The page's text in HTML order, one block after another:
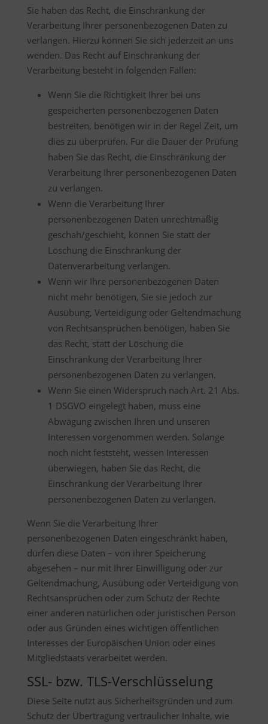
Sie haben das Recht, die Einschränkung der
Verarbeitung Ihrer personenbezogenen Daten zu
verlangen. Hierzu können Sie sich jederzeit an uns
wenden. Das Recht auf Einschränkung der
Verarbeitung besteht in folgenden Fällen:
Wenn Sie die Richtigkeit Ihrer bei uns
gespeicherten personenbezogenen Daten
bestreiten, benötigen wir in der Regel Zeit, um
dies zu überprüfen. Für die Dauer der Prüfung
haben Sie das Recht, die Einschränkung der
Verarbeitung Ihrer personenbezogenen Daten
zu verlangen.
Wenn die Verarbeitung Ihrer
personenbezogenen Daten unrechtmäßig
geschah/geschieht, können Sie statt der
Löschung die Einschränkung der
Datenverarbeitung verlangen.
Wenn wir Ihre personenbezogenen Daten
nicht mehr benötigen, Sie sie jedoch zur
Ausübung, Verteidigung oder Geltendmachung
von Rechtsansprüchen benötigen, haben Sie
das Recht, statt der Löschung die
Einschränkung der Verarbeitung Ihrer
personenbezogenen Daten zu verlangen.
Wenn Sie einen Widerspruch nach Art. 21 Abs.
1 DSGVO eingelegt haben, muss eine
Abwägung zwischen Ihren und unseren
Interessen vorgenommen werden. Solange
noch nicht feststeht, wessen Interessen
überwiegen, haben Sie das Recht, die
Einschränkung der Verarbeitung Ihrer
personenbezogenen Daten zu verlangen.
Wenn Sie die Verarbeitung Ihrer
personenbezogenen Daten eingeschränkt haben,
dürfen diese Daten – von ihrer Speicherung
abgesehen – nur mit Ihrer Einwilligung oder zur
Geltendmachung, Ausübung oder Verteidigung von
Rechtsansprüchen oder zum Schutz der Rechte
einer anderen natürlichen oder juristischen Person
oder aus Gründen eines wichtigen öffentlichen
Interesses der Europäischen Union oder eines
Mitgliedstaats verarbeitet werden.
SSL- bzw. TLS-Verschlüsselung
Diese Seite nutzt aus Sicherheitsgründen und zum
Schutz der Übertragung vertraulicher Inhalte, wie